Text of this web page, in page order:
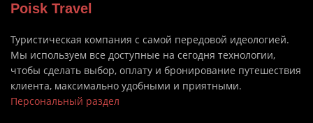
Poisk Travel
Туристическая компания с самой передовой идеологией.
Мы используем все доступные на сегодня технологии,
чтобы сделать выбор, оплату и бронирование путешествия
клиента, максимально удобными и приятными.
Персональный раздел